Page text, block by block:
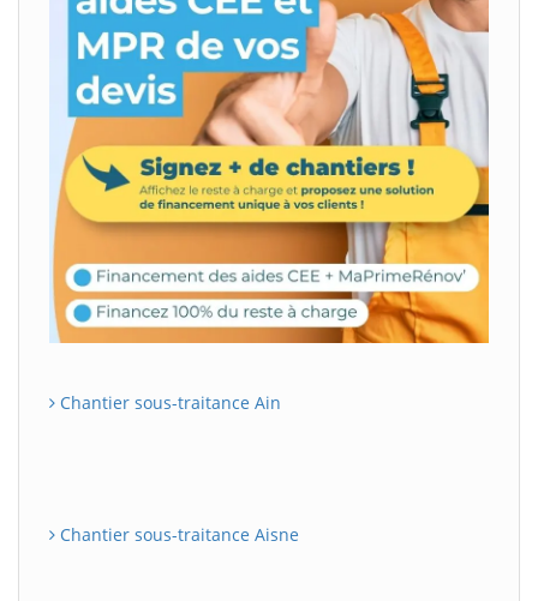
Chantier sous-traitance Ain
Chantier sous-traitance Aisne